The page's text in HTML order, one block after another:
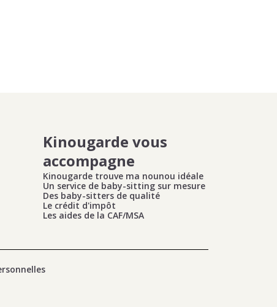
Kinougarde vous
accompagne
Kinougarde trouve ma nounou idéale
Un service de baby-sitting sur mesure
Des baby-sitters de qualité
Le crédit d'impôt
Les aides de la CAF/MSA